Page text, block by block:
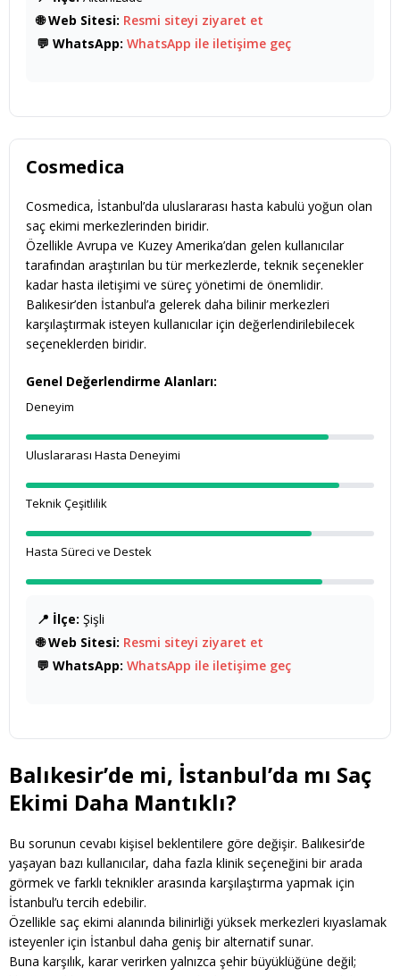
🌐 Web Sitesi: Resmi siteyi ziyaret et
💬 WhatsApp: WhatsApp ile iletişime geç
Cosmedica
Cosmedica, İstanbul’da uluslararası hasta kabulü yoğun olan
saç ekimi merkezlerinden biridir.
Özellikle Avrupa ve Kuzey Amerika’dan gelen kullanıcılar
tarafından araştırılan bu tür merkezlerde, teknik seçenekler
kadar hasta iletişimi ve süreç yönetimi de önemlidir.
Balıkesir’den İstanbul’a gelerek daha bilinir merkezleri
karşılaştırmak isteyen kullanıcılar için değerlendirilebilecek
seçeneklerden biridir.
Genel Değerlendirme Alanları:
Deneyim
Uluslararası Hasta Deneyimi
Teknik Çeşitlilik
Hasta Süreci ve Destek
📍 İlçe: Şişli
🌐 Web Sitesi: Resmi siteyi ziyaret et
💬 WhatsApp: WhatsApp ile iletişime geç
Balıkesir’de mi, İstanbul’da mı Saç
Ekimi Daha Mantıklı?
Bu sorunun cevabı kişisel beklentilere göre değişir. Balıkesir’de
yaşayan bazı kullanıcılar, daha fazla klinik seçeneğini bir arada
görmek ve farklı teknikler arasında karşılaştırma yapmak için
İstanbul’u tercih edebilir.
Özellikle saç ekimi alanında bilinirliği yüksek merkezleri kıyaslamak
isteyenler için İstanbul daha geniş bir alternatif sunar.
Buna karşılık, karar verirken yalnızca şehir büyüklüğüne değil;